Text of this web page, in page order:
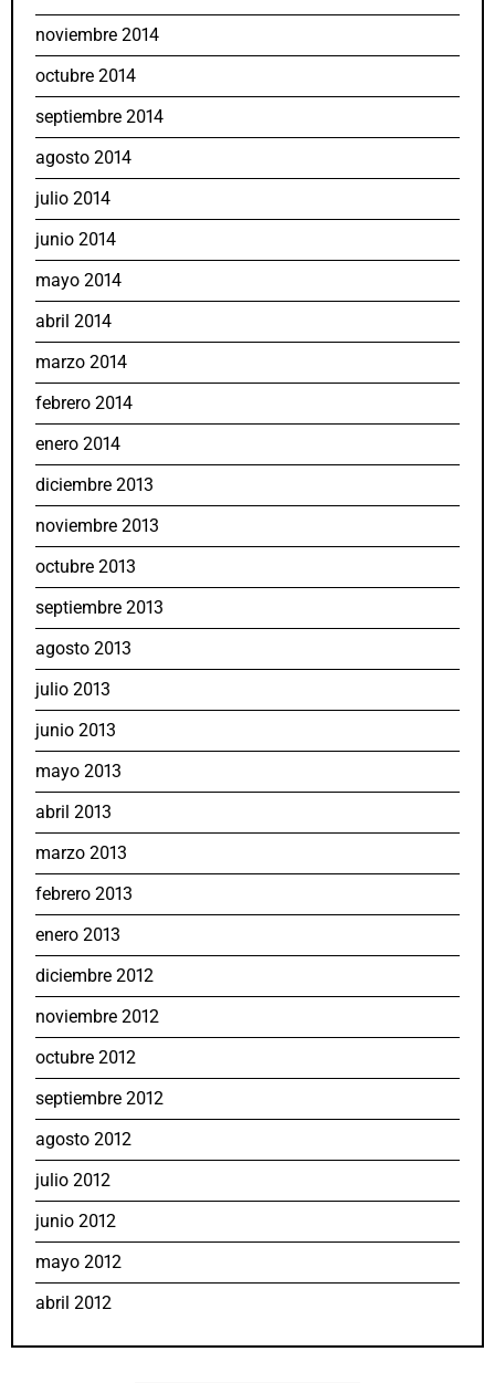
noviembre 2014
octubre 2014
septiembre 2014
agosto 2014
julio 2014
junio 2014
mayo 2014
abril 2014
marzo 2014
febrero 2014
enero 2014
diciembre 2013
noviembre 2013
octubre 2013
septiembre 2013
agosto 2013
julio 2013
junio 2013
mayo 2013
abril 2013
marzo 2013
febrero 2013
enero 2013
diciembre 2012
noviembre 2012
octubre 2012
septiembre 2012
agosto 2012
julio 2012
junio 2012
mayo 2012
abril 2012